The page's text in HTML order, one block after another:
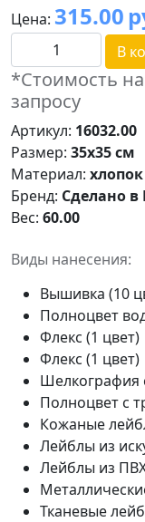
Цена: 315.00
В
*Стоимость
запросу
Артикул: 16032.00
Размер: 35х35 см
Материал: хлопок
Бренд: Сделано в
Вес: 60.00
Виды нанесения:
Вышивка (10
Полноцвет
Флекс (1 цвет)
Флекс (1 цвет)
Шелкография
Полноцвет с
Кожаные
Лейблы из
Лейблы из
Тканевые